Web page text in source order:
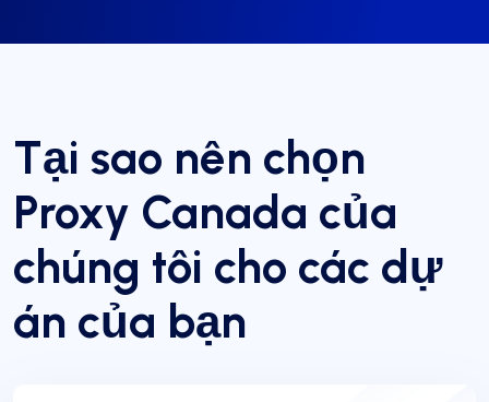
Tại sao nên chọn
Proxy Canada của
chúng tôi cho các dự
án của bạn